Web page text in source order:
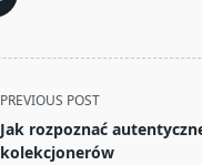
PREVIOUS POST
Jak rozpoznać
kolekcjonerów